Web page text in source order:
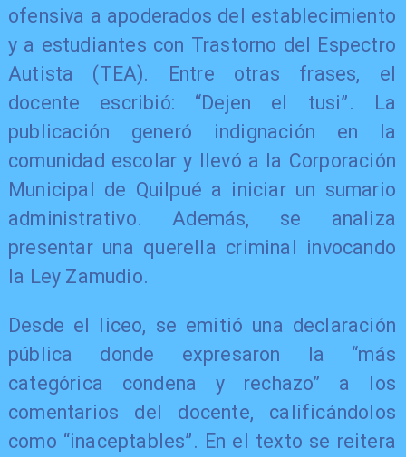
ofensiva a apoderados del establecimiento
y a estudiantes con Trastorno del Espectro
Autista (TEA). Entre otras frases, el
docente escribió: “Dejen el tusi”. La
publicación generó indignación en la
comunidad escolar y llevó a la Corporación
Municipal de Quilpué a iniciar un sumario
administrativo. Además, se analiza
presentar una querella criminal invocando
la Ley Zamudio.
Desde el liceo, se emitió una declaración
pública donde expresaron la “más
categórica condena y rechazo” a los
comentarios del docente, calificándolos
como “inaceptables”. En el texto se reitera